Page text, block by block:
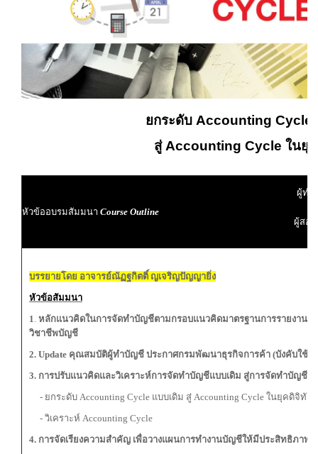
ยกระดับ Accounting Cycle
สู่ Accounting Cycle ในยุ
หัวข้ออบรมสัมมนา Course Outline
ผู้ทำ
ผู้สอ
บรรยายโดย อาจารย์ณัฏฐกิตติ์ ญเจริญปัญญายิ่ง
หัวข้อสัมมนา
1 หลักแนวคิดในการจัดทำบัญชีตามกรอบแนวคิดมาตรฐานการรายงานทา
วิชาชีพบัญชี
2. Update คุณสมบัติผู้ทำบัญชี ประกาศกรมพัฒนาธุรกิจการค้า (บังคับใช้ 1
3. การปรับแนวคิดและวิเคราะห์การจัดทำบัญชีแบบเดิม สู่การจัดทำบัญชีแ
- ยกระดับ Accounting Cycle แบบเดิม สู่ Accounting Cycle ในยุคดิจิทัล
- วิเคราะห์ Accounting Cycle
4. การจัดเรียงความสำคัญ เพื่อวางแผนการทำงานบัญชีให้มีประสิทธิภาพ